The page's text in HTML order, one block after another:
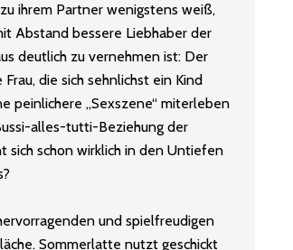
ihrem Partner wenigstens weiß,
Abstand bessere Liebhaber der
deutlich zu vernehmen ist: Der
die sich sehnlichst ein Kind
peinlichere „Sexszene“ miterleben
alles-tutti-Beziehung der
sich schon wirklich in den Untiefen
und spielfreudigen
Sommerlatte nutzt geschickt